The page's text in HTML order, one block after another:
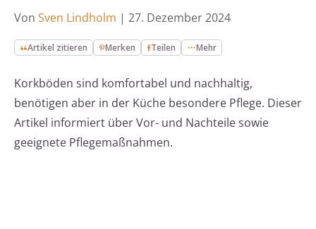
Von Sven Lindholm | 27. Dezember 2024
Artikel zitieren Merken Teilen Mehr
Korkböden sind komfortabel und nachhaltig,
benötigen aber in der Küche besondere Pflege. Dieser
Artikel informiert über Vor- und Nachteile sowie
geeignete Pflegemaßnahmen.